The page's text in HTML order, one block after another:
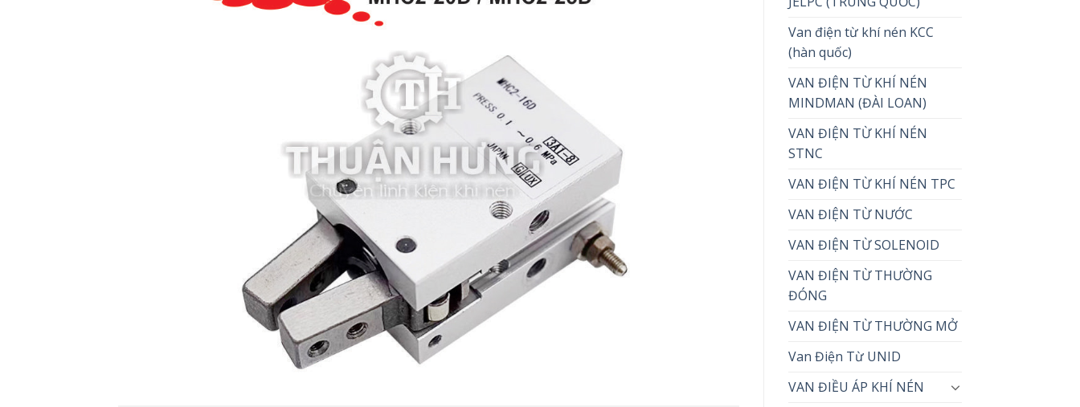
Van điện từ khí nén KCC
(hàn quốc)
VAN ĐIỆN TỪ KHÍ NÉN
MINDMAN (ĐÀI LOAN)
VAN ĐIỆN TỪ KHÍ NÉN
STNC
VAN ĐIỆN TỪ KHÍ NÉN TPC
VAN ĐIỆN TỪ NƯỚC
VAN ĐIỆN TỪ SOLENOID
VAN ĐIỆN TỪ THƯỜNG
ĐÓNG
VAN ĐIỆN TỪ THƯỜNG MỞ
Van Điện Từ UNID
VAN ĐIỀU ÁP KHÍ NÉN